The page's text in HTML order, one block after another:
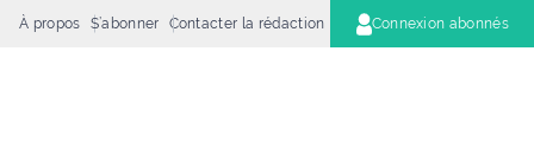
À propos S’abonner Contacter la rédaction Connexion abonnés